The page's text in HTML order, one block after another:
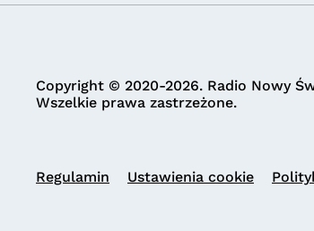
Copyright © 2020-2026. Radio Nowy
Wszelkie prawa zastrzeżone.
Regulamin Ustawienia cookie